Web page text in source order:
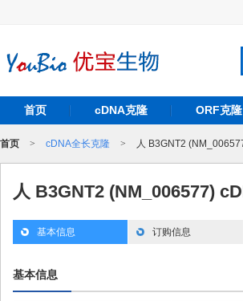
首页 cDNA克隆 ORF克隆
首页 > cDNA全长克隆 > 人 B3GNT2
人 B3GNT2 (NM_006577)
基本信息 订购信息
基本信息